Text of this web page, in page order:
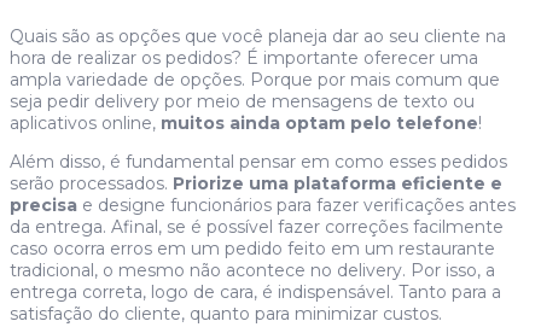
Quais são as opções que você planeja dar ao seu cliente na
hora de realizar os pedidos? É importante oferecer uma
ampla variedade de opções. Porque por mais comum que
seja pedir delivery por meio de mensagens de texto ou
aplicativos online, muitos ainda optam pelo telefone!
Além disso, é fundamental pensar em como esses pedidos
serão processados. Priorize uma plataforma eficiente e
precisa e designe funcionários para fazer verificações antes
da entrega. Afinal, se é possível fazer correções facilmente
caso ocorra erros em um pedido feito em um restaurante
tradicional, o mesmo não acontece no delivery. Por isso, a
entrega correta, logo de cara, é indispensável. Tanto para a
satisfação do cliente, quanto para minimizar custos.